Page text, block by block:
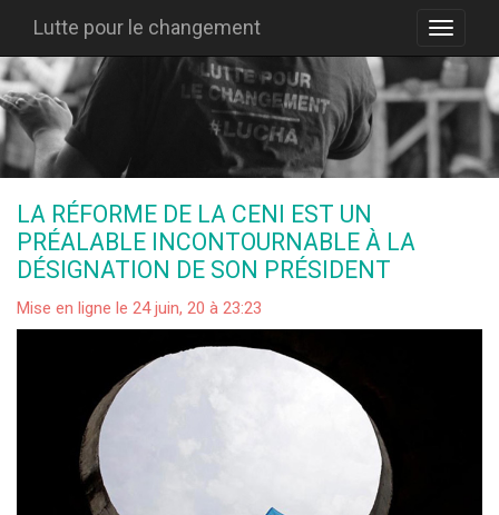
Lutte pour le changement
LA RÉFORME DE LA CENI EST UN
PRÉALABLE INCONTOURNABLE À LA
DÉSIGNATION DE SON PRÉSIDENT
Mise en ligne le 24 juin, 20 à 23:23